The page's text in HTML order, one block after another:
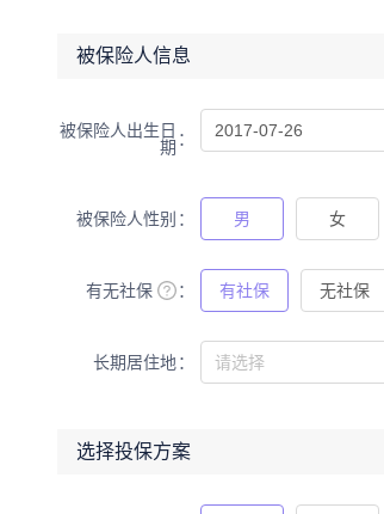
被保险人信息
被保险人出生日
期
被保险人性别 男 女
有无社保 有社保 无社保
长期居住地
选择投保方案